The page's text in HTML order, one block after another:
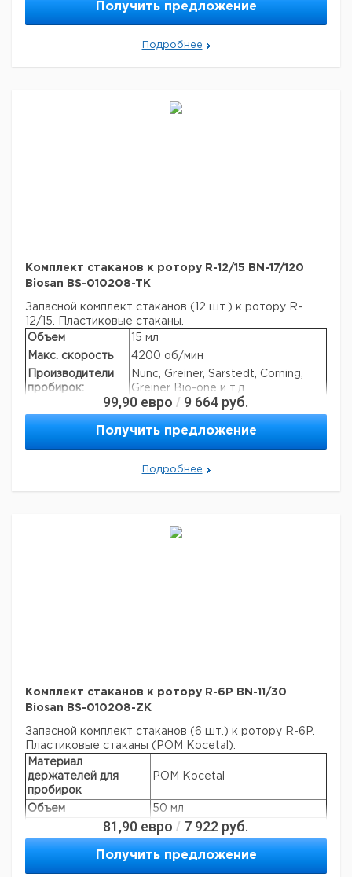
Получить предложение
Подробнее
Комплект стаканов к ротору R-12/15 BN-17/120
Biosan BS-010208-TK
Запасной комплект стаканов (12 шт.) к ротору R-
12/15. Пластиковые стаканы.
Объем
15 мл
Макс. скорость
4200 об/мин
Производители
пробирок:
Nunc, Greiner, Sarstedt, Corning,
Greiner Bio-one и т.д.
Автоклавируемая +
99,90 евро / 9 664 руб.
Получить предложение
Подробнее
Комплект стаканов к ротору R-6P BN-11/30
Biosan BS-010208-ZK
Запасной комплект стаканов (6 шт.) к ротору R-6P.
Пластиковые стаканы (POM Kocetal).
Материал
держателей для
пробирок
POM Kocetal
Объем
50 мл
Макс. скорость
4200 об/мин
Макс. температура
150 °C
Nunc, Greiner, Sarstedt, Corning,
81,90 евро / 7 922 руб.
Получить предложение